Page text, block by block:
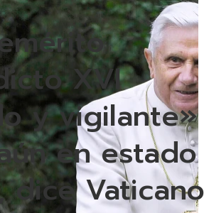
XVI
y vigilante»
en estado
dice Vaticano